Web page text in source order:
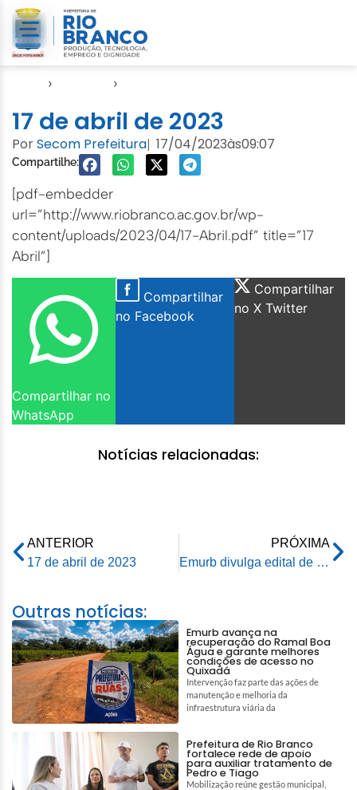
› ›
17 de abril de 2023
PorSecom Prefeitura| 17/04/2023às09:07
Compartilhe:
[pdf-embedder
url=”http://www.riobranco.ac.gov.br/wp-
content/uploads/2023/04/17-Abril.pdf” title=”17
Abril”]
Compartilhar no
WhatsApp
Compartilhar
no Facebook
Compartilhar
no X Twitter
Notícias relacionadas:
ANTERIOR
17 de abril de 2023
PRÓXIMA
Emurb divulga edital de Processo Seletivo Simplificado para vagas temporárias em vários cargos
Outras notícias:
Emurb avança na
recuperação do Ramal Boa
Água e garante melhores
condições de acesso no
Quixadá
Intervenção faz parte das ações de
manutenção e melhoria da
infraestrutura viária da
Prefeitura de Rio Branco
fortalece rede de apoio
para auxiliar tratamento de
Pedro e Tiago
Mobilização reúne gestão municipal,